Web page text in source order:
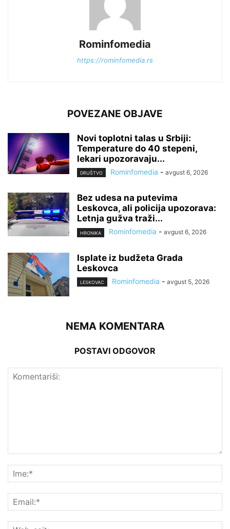
Rominfomedia
https://rominfomedia.rs
POVEZANE OBJAVE
Novi toplotni talas u Srbiji:
Temperature do 40 stepeni,
lekari upozoravaju...
DRUŠTVO Rominfomedia - avgust 6, 2026
Bez udesa na putevima
Leskovca, ali policija upozorava:
Letnja gužva traži...
HRONIKA Rominfomedia - avgust 6, 2026
Isplate iz budžeta Grada
Leskovca
LESKOVAC Rominfomedia - avgust 5, 2026
NEMA KOMENTARA
POSTAVI ODGOVOR